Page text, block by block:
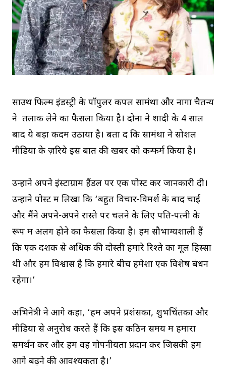
साउथ फिल्म इंडस्ट्री के पॉपुलर कपल सामंथा और नागा चैतन्य
ने तलाक लेने का फैसला किया है। दोनों ने शादी के 4 साल
बाद ये बड़ा कदम उठाया है। बता दें कि सामंथा ने सोशल
मीडिया के ज़रिये इस बात की खबर को कन्फर्म किया है।
उन्होंने अपने इंस्टाग्राम हैंडल पर एक पोस्ट कर जानकारी दी।
उन्होंने पोस्ट में लिखा कि ‘बहुत विचार-विमर्श के बाद चाई
और मैंने अपने-अपने रास्ते पर चलने के लिए पति-पत्नी के
रूप में अलग होने का फैसला किया है। हम सौभाग्यशाली हैं
कि एक दशक से अधिक की दोस्ती हमारे रिश्ते का मूल हिस्सा
थी और हमें विश्वास है कि हमारे बीच हमेशा एक विशेष बंधन
रहेगा।’
अभिनेत्री ने आगे कहा, ‘हम अपने प्रशंसकों, शुभचिंतकों और
मीडिया से अनुरोध करते हैं कि इस कठिन समय में हमारा
समर्थन करें और हमें वह गोपनीयता प्रदान करें जिसकी हमें
आगे बढ़ने की आवश्यकता है।’